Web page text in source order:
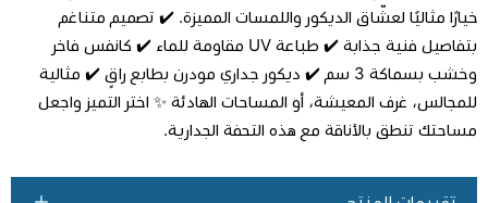
خيارًا مثاليًا لعشّاق الديكور واللمسات المميزة. ✔️ تصميم متناغم
بتفاصيل فنية جذابة ✔️ طباعة UV مقاومة للماء ✔️ كانفس فاخر
وخشب بسماكة 3 سم ✔️ ديكور جداري مودرن بطابع راقٍ ✔️ مثالية
للمجالس، غرف المعيشة، أو المساحات الهادئة ✨ اختر التميز واجعل
مساحتك تنطق بالأناقة مع هذه التحفة الجدارية.